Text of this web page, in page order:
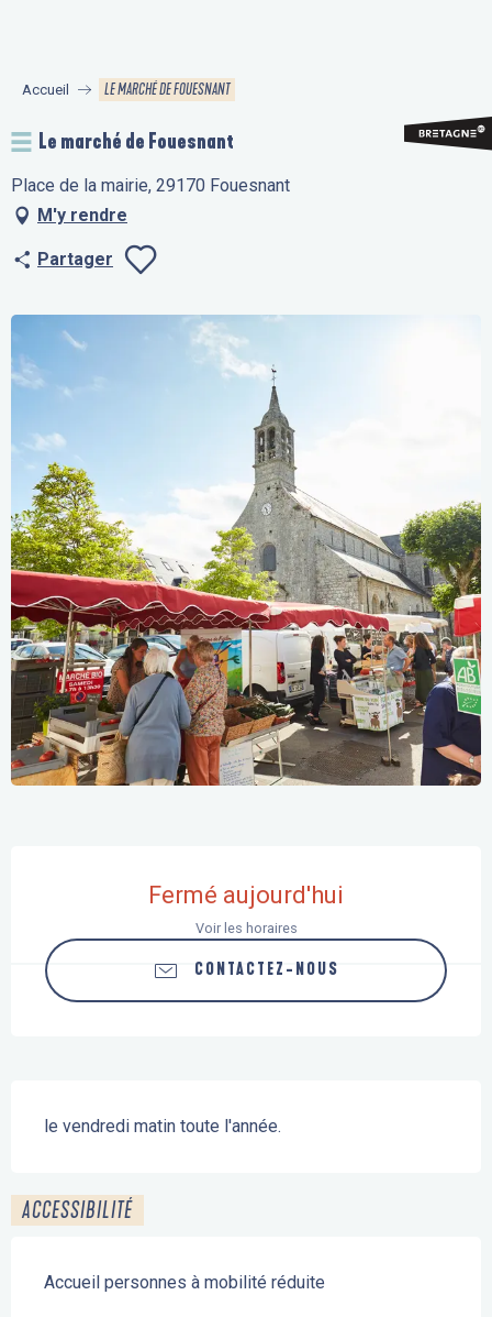
principal
Accueil LE MARCHÉ DE FOUESNANT
Le marché de Fouesnant
Place de la mairie, 29170 Fouesnant
M'y rendre
Partager
Fermé aujourd'hui
Voir les horaires
CONTACTEZ-NOUS
le vendredi matin toute l'année.
ACCESSIBILITÉ
Accueil personnes à mobilité réduite